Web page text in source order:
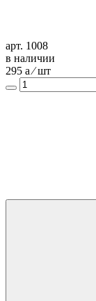
арт. 1008
в наличии
295 a ⁄ шт